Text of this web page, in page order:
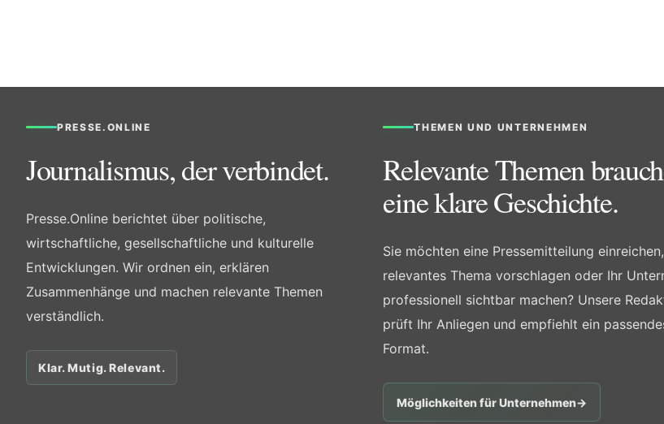
PRESSE.ONLINE
Journalismus, der verbindet.
Presse.Online berichtet über politische,
wirtschaftliche, gesellschaftliche und kulturelle
Entwicklungen. Wir ordnen ein, erklären
Zusammenhänge und machen relevante Themen
verständlich.
Klar. Mutig. Relevant.
THEMEN UND UNTERNEHMEN
Relevante Themen
eine klare Geschichte.
Sie möchten eine Pressemitteilung
relevantes Thema vorschlagen oder Ihr
professionell sichtbar machen? Unsere
prüft Ihr Anliegen und empfiehlt ein
Format.
Möglichkeiten für Unternehmen→